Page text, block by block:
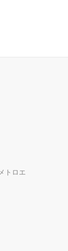
トロエ